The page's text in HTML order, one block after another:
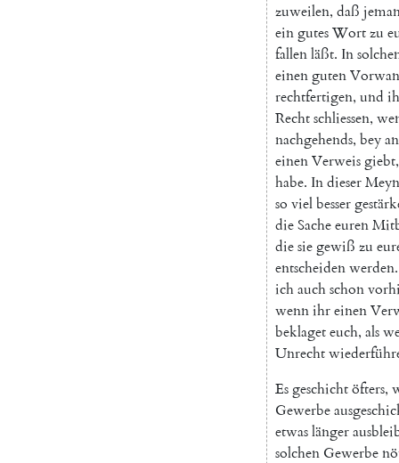
zuweilen, daß
eingutesWortzu
fallenläßt. In
einenguten
rechtfertigen, und
Rechtschliessen,
nachgehends, bey
einenVerweisgiebt,
habe. Indieser
so vielbesser
dieSacheeuren
diesiegewiß zu
entscheidenwerden.
ichauchschon
wennihreinen
beklageteuch, als
Unrecht
Esgeschichtöfters,
Gewerbe
etwaslänger
solchen Gewerbe